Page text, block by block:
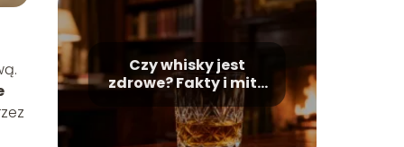
Czy whisky jest
zdrowe? Fakty i mity
na temat alkoholu